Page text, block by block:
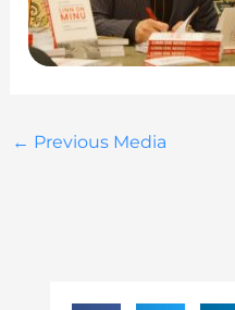
← Previous Media